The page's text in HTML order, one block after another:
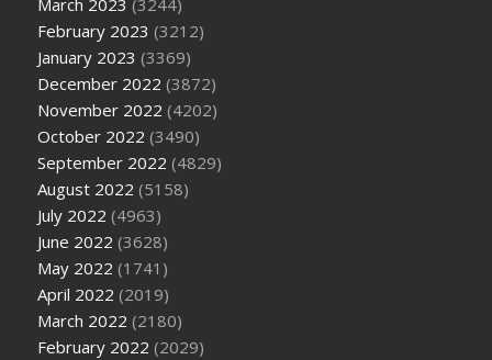
March 2023 (3244)
February 2023 (3212)
January 2023 (3369)
December 2022 (3872)
November 2022 (4202)
October 2022 (3490)
September 2022 (4829)
August 2022 (5158)
July 2022 (4963)
June 2022 (3628)
May 2022 (1741)
April 2022 (2019)
March 2022 (2180)
February 2022 (2029)